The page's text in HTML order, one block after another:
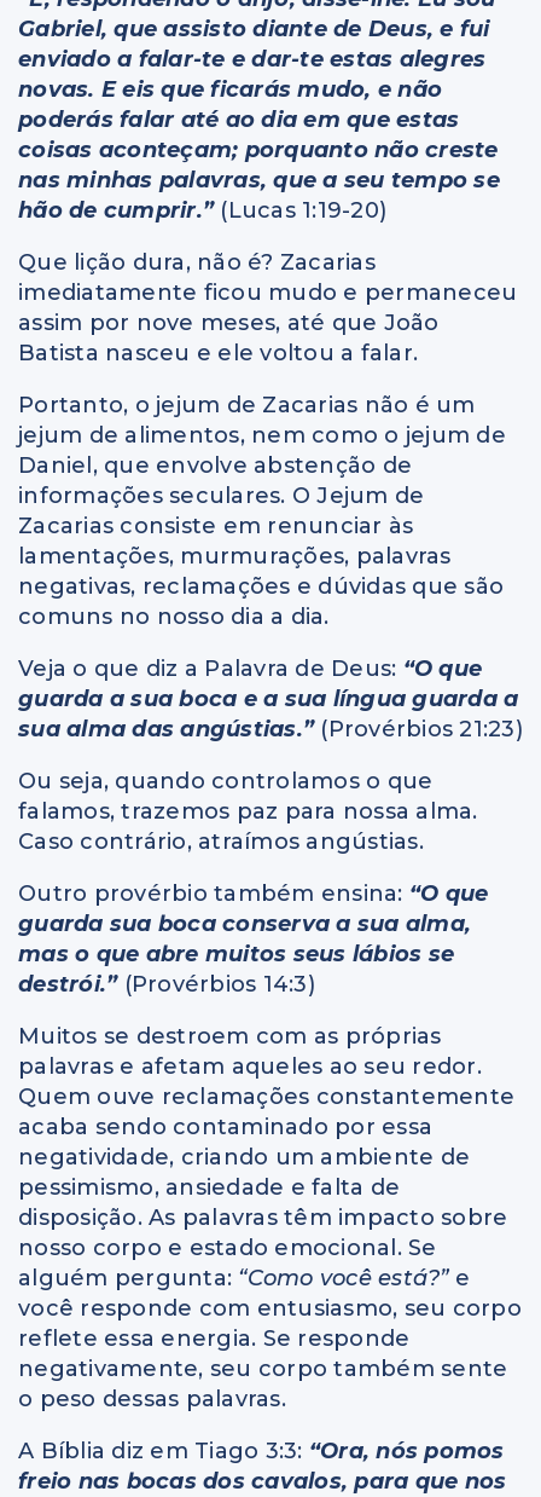
Gabriel, que assisto diante de Deus, e fui
enviado a falar-te e dar-te estas alegres
novas. E eis que ficarás mudo, e não
poderás falar até ao dia em que estas
coisas aconteçam; porquanto não creste
nas minhas palavras, que a seu tempo se
hão de cumprir.”(Lucas 1:19-20)
Que lição dura, não é? Zacarias
imediatamente ficou mudo e permaneceu
assim por nove meses, até que João
Batista nasceu e ele voltou a falar.
Portanto, o jejum de Zacarias não é um
jejum de alimentos, nem como o jejum de
Daniel, que envolve abstenção de
informações seculares. O Jejum de
Zacarias consiste em renunciar às
lamentações, murmurações, palavras
negativas, reclamações e dúvidas que são
comuns no nosso dia a dia.
Veja o que diz a Palavra de Deus: “O que
guarda a sua boca e a sua língua guarda a
sua alma das angústias.” (Provérbios 21:23)
Ou seja, quando controlamos o que
falamos, trazemos paz para nossa alma.
Caso contrário, atraímos angústias.
Outro provérbio também ensina: “O que
guarda sua boca conserva a sua alma,
mas o que abre muitos seus lábios se
destrói.”(Provérbios 14:3)
Muitos se destroem com as próprias
palavras e afetam aqueles ao seu redor.
Quem ouve reclamações constantemente
acaba sendo contaminado por essa
negatividade, criando um ambiente de
pessimismo, ansiedade e falta de
disposição. As palavras têm impacto sobre
nosso corpo e estado emocional. Se
alguém pergunta: “Como você está?”e
você responde com entusiasmo, seu corpo
reflete essa energia. Se responde
negativamente, seu corpo também sente
o peso dessas palavras.
A Bíblia diz em Tiago 3:3: “Ora, nós pomos
freio nas bocas dos cavalos, para que nos